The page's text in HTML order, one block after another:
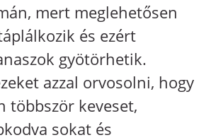
mert meglehetősen
és ezért
gyötörhetik.
azzal orvosolni, hogy
többször keveset,
sokat és